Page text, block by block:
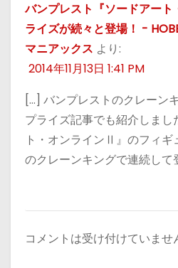
バンプレスト『ソードアー
ライズが続々と登場！ -
マニアックス より:
2014年11月13日 1:41 PM
[…] バンプレストのクレーン
プライズ記事でも紹介しまし
ト・オンラインⅡ』のフィギ
のクレーンキングで連続し
コメントは受け付けていませ